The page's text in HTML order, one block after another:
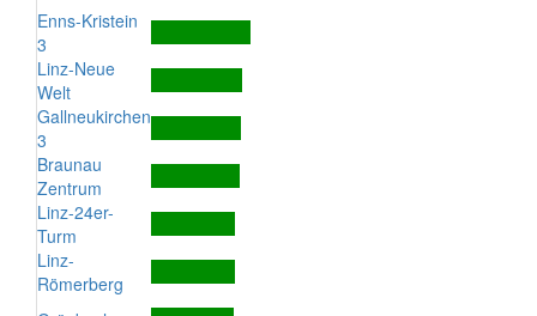
Enns-Kristein
3
Linz-Neue
Welt
Gallneukirchen
3
Braunau
Zentrum
Linz-24er-
Turm
Linz-
Römerberg